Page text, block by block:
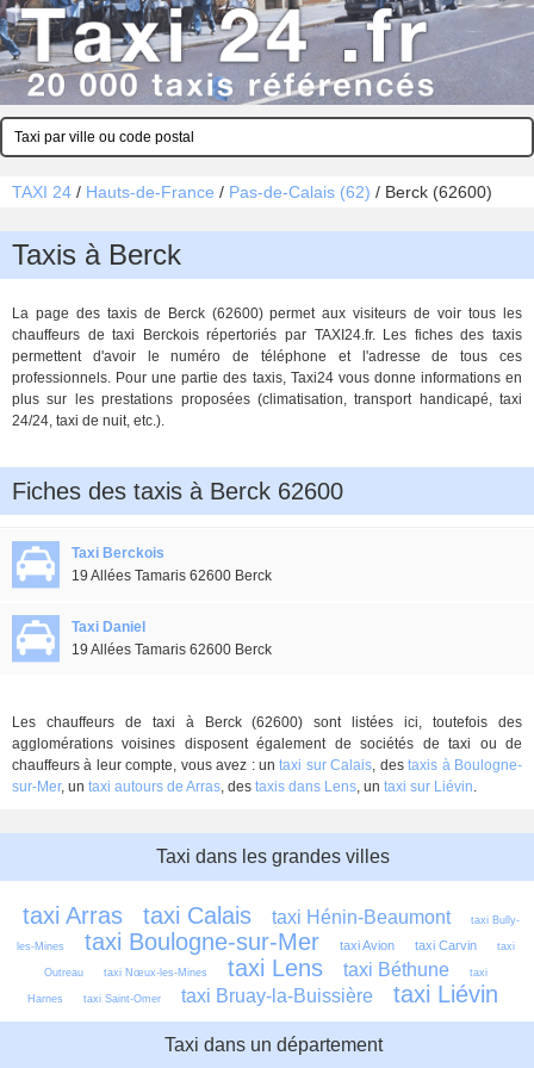
TAXI 24 / Hauts-de-France / Pas-de-Calais (62) / Berck (62600)
Taxis à Berck
La page des taxis de Berck (62600) permet aux visiteurs de voir tous les
chauffeurs de taxi Berckois répertoriés par TAXI24.fr. Les fiches des taxis
permettent d'avoir le numéro de téléphone et l'adresse de tous ces
professionnels. Pour une partie des taxis, Taxi24 vous donne informations en
plus sur les prestations proposées (climatisation, transport handicapé, taxi
24/24, taxi de nuit, etc.).
Fiches des taxis à Berck 62600
Taxi Berckois
19 Allées Tamaris 62600 Berck
Taxi Daniel
19 Allées Tamaris 62600 Berck
Les chauffeurs de taxi à Berck (62600) sont listées ici, toutefois des
agglomérations voisines disposent également de sociétés de taxi ou de
chauffeurs à leur compte, vous avez : untaxi sur Calais, destaxis à Boulogne-
sur-Mer, un taxi autours de Arras, des taxis dans Lens, un taxi sur Liévin.
Taxi dans les grandes villes
taxi Arras taxi Calais taxi Hénin-Beaumont taxi Bully-
les-Mines taxi Boulogne-sur-Mer taxi Avion taxi Carvin taxi
Outreau taxi Nœux-les-Mines taxi Lens taxi Béthune taxi
Harnes taxi Saint-Omer taxi Bruay-la-Buissière taxi Liévin
Taxi dans un département